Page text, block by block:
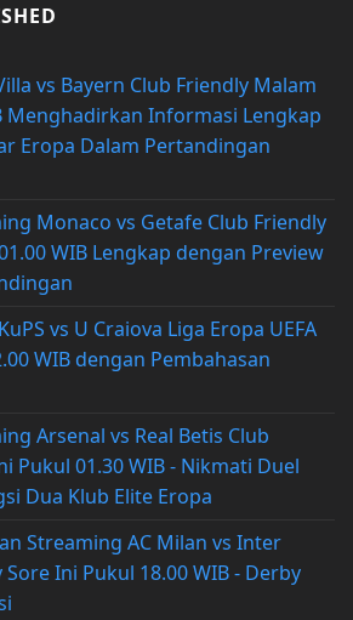
vs Bayern Club Friendly Malam
Menghadirkan Informasi Lengkap
Eropa Dalam Pertandingan
Monaco vs Getafe Club Friendly
WIB Lengkap dengan Preview
vs U Craiova Liga Eropa UEFA
WIB dengan Pembahasan
Arsenal vs Real Betis Club
Pukul 01.30 WIB - Nikmati Duel
Dua Klub Elite Eropa
Streaming AC Milan vs Inter
Ini Pukul 18.00 WIB - Derby